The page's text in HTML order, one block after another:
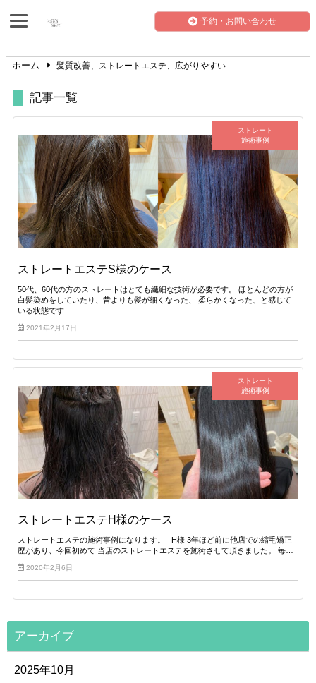
予約・お問い合わせ
ホーム 髪質改善、ストレートエステ、広がりやすい
記事一覧
ストレート
施術事例
ストレートエステS様のケース
50代、60代の方のストレートはとても繊細な技術が必要です。 ほとんどの方が
白髪染めをしていたり、昔よりも髪が細くなった、 柔らかくなった、と感じて
いる状態です…
2021年2月17日
ストレート
施術事例
ストレートエステH様のケース
ストレートエステの施術事例になります。 H様 3年ほど前に他店での縮毛矯正
歴があり、今回初めて 当店のストレートエステを施術させて頂きました。 毎…
2020年2月6日
アーカイブ
2025年10月